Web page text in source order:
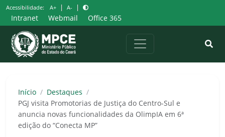
Pular
para
o
conteúdo
Acessibilidade: A+ | A- |
Intranet Webmail Office 365
Início / Destaques /
PGJ visita Promotorias de Justiça do Centro-Sul e
anuncia novas funcionalidades da OlimpIA em 6ª
edição do “Conecta MP”